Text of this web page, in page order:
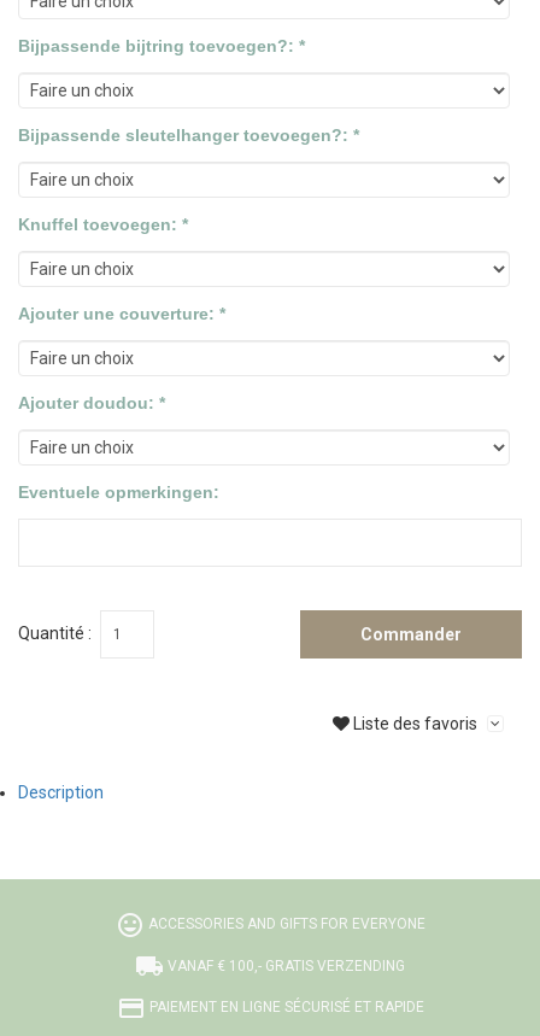
Bijpassende bijtring toevoegen?: *
Bijpassende sleutelhanger toevoegen?: *
Knuffel toevoegen: *
Ajouter une couverture: *
Ajouter doudou: *
Eventuele opmerkingen:
Quantité : Commander
Liste des favoris
Description
tag_faces ACCESSORIES AND GIFTS FOR EVERYONE
local_shipping VANAF € 100,- GRATIS VERZENDING
credit_card PAIEMENT EN LIGNE SÉCURISÉ ET RAPIDE